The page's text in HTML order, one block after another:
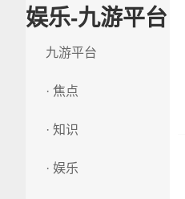
娱乐-九游平台
九游平台
· 焦点
· 知识
· 娱乐